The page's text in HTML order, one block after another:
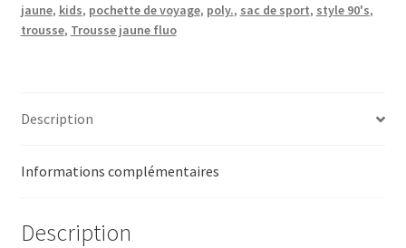
jaune, kids, pochette de voyage, poly., sac de sport, style 90's,
trousse, Trousse jaune fluo
Description
Informations complémentaires
Description